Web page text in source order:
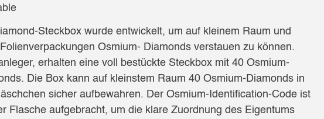
Steckbox wurde entwickelt, um auf kleinem Raum und
Osmium- Diamonds verstauen zu können.
erhalten eine voll bestückte Steckbox mit 40 Osmium-
Die Box kann auf kleinstem Raum 40 Osmium-Diamonds in
sicher aufbewahren. Der Osmium-Identification-Code ist
Flasche aufgebracht, um die klare Zuordnung des Eigentums